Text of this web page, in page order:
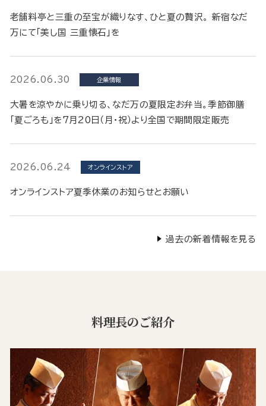
老舗料亭と三重の至宝が織りなす、ひと夏の贅沢。 新宿なだ
万にて「美し国 三重懐石」を
2026.06.30 企業情報
大暑を涼やかに乗り切る、なだ万の夏限定お弁当。季節御膳
「夏ごろも」を7月20日（月・祝）より全国で期間限定販売
2026.06.24 オンラインストア
オンラインストア夏季休業のお知らせとお願い
過去の新着情報を見る
料理長のご紹介